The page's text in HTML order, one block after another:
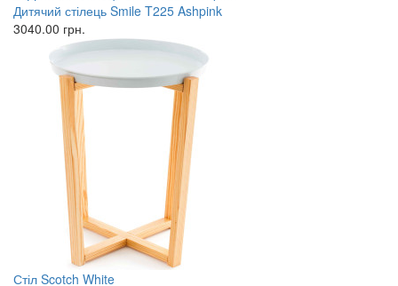
Дитячий стілець Smile T225 Ashpink
3040.00 грн.
Стіл Scotch White